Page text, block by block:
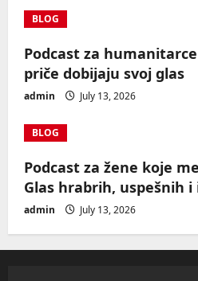
BLOG
Podcast za
priče dobijaju svoj glas
admin July 13, 2026
BLOG
Podcast za žene koje
Glas hrabrih, uspešnih
admin July 13, 2026